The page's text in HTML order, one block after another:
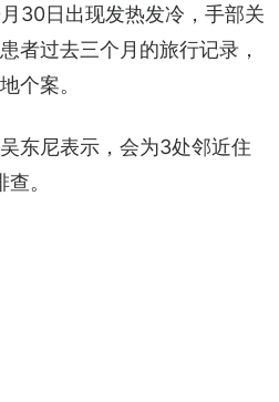
30日出现发热发冷，手部关
者过去三个月的旅行记录，
个案。
东尼表示，会为3处邻近住
。